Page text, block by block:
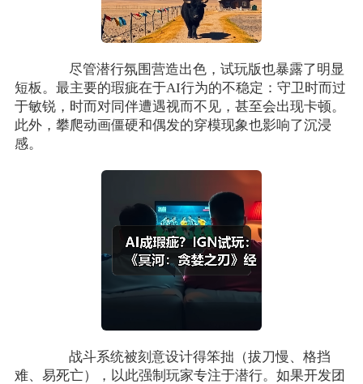
尽管潜行氛围营造出色，试玩版也暴露了明显
短板。最主要的瑕疵在于AI行为的不稳定：守卫时而过
于敏锐，时而对同伴遭遇视而不见，甚至会出现卡顿。
此外，攀爬动画僵硬和偶发的穿模现象也影响了沉浸
感。
战斗系统被刻意设计得笨拙（拔刀慢、格挡
难、易死亡），以此强制玩家专注于潜行。如果开发团